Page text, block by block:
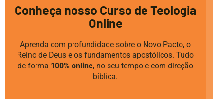
Conheça nosso Curso de Teologia
Online
Aprenda com profundidade sobre o Novo Pacto, o
Reino de Deus e os fundamentos apostólicos. Tudo
de forma 100% online, no seu tempo e com direção
bíblica.